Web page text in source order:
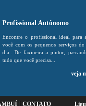
Profissional Autônomo
Encontre o profissional ideal para
você com os pequenos serviços
dia.. De faxineira a pintor,
tudo que você precisa...
veja
| CONTATO